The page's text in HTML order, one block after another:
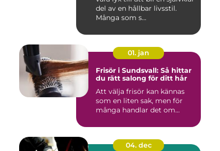
del av en hållbar livsstil.
Många som s...
01. jan
Frisör i Sundsvall: Så hittar
du rätt salong för ditt hår
Att välja frisör kan kännas
som en liten sak, men för
många handlar det om...
04. dec